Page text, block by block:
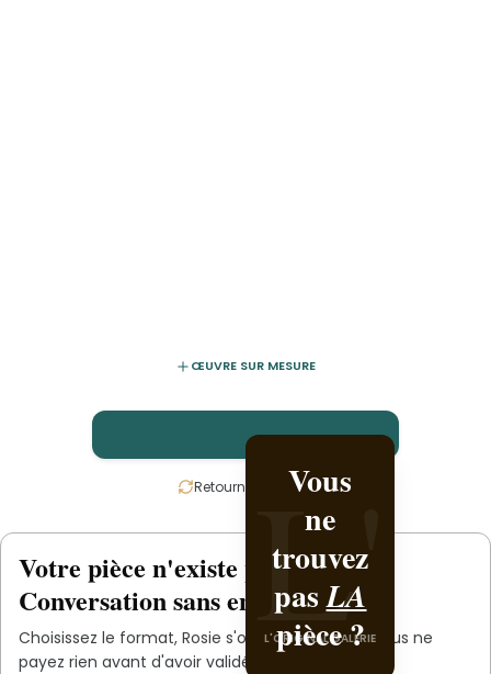
ŒUVRE SUR MESURE
L'
Vous
ne
trouvez
pasLA
pièce ?
L'ORIGINAL GALERIE
L'
Créez-
la
avec
Rosie
.
L'ORIGINAL PIECE OF
YOU
Retournez la carte
Votre pièce n'existe pasencore.
Conversation sans engagement.
Choisissez le format, Rosie s'occupe du reste. Vous ne
payez rien avant d'avoir validé le devis.